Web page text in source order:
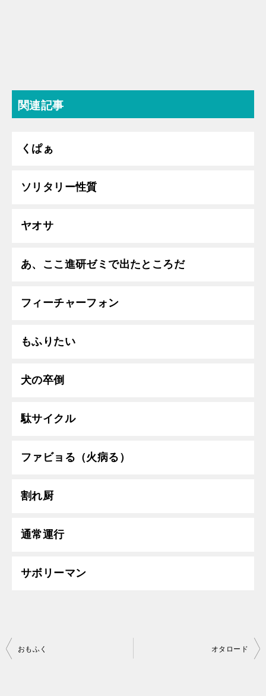
関連記事
くぱぁ
ソリタリー性質
ヤオサ
あ、ここ進研ゼミで出たところだ
フィーチャーフォン
もふりたい
犬の卒倒
駄サイクル
ファビョる（火病る）
割れ厨
通常運行
サボリーマン
投
おもふく オタロード